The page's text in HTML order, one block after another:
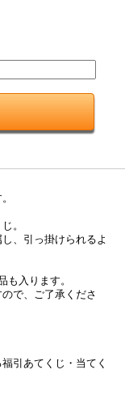
。
、引っ掛けられるよ
も入ります。
で、ご了承くださ
引あてくじ・当てく